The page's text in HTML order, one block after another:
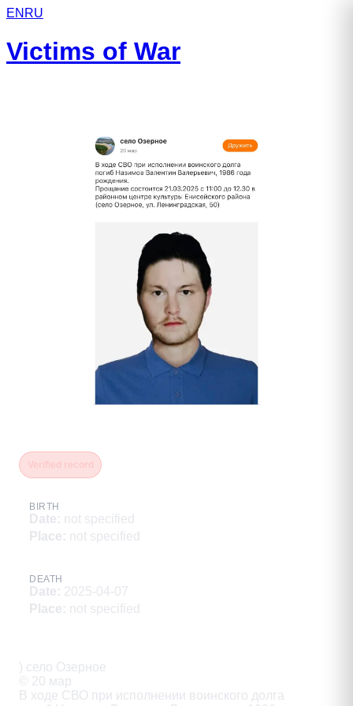
EN RU
Victims of War
BIRTH
Date: not specified
Place: not specified
DEATH
Date: 2025-04-07
Place: not specified
) село Озерное
© 20 мар
В ходе СВО при исполнении воинского долга